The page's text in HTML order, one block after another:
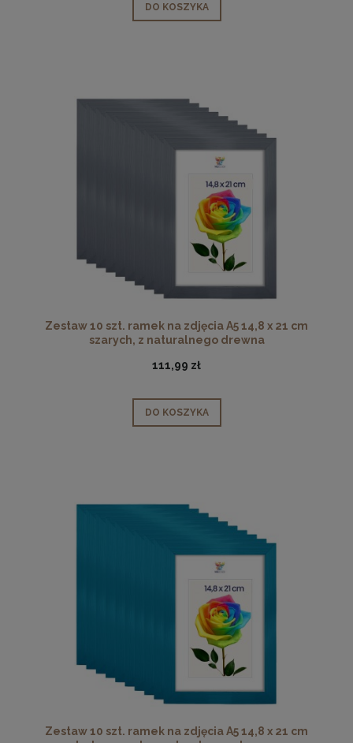
DO KOSZYKA
Zestaw 10 szt. ramek na zdjęcia A5 14,8 x 21 cm
szarych, z naturalnego drewna
111,99 zł
DO KOSZYKA
Zestaw 10 szt. ramek na zdjęcia A5 14,8 x 21 cm